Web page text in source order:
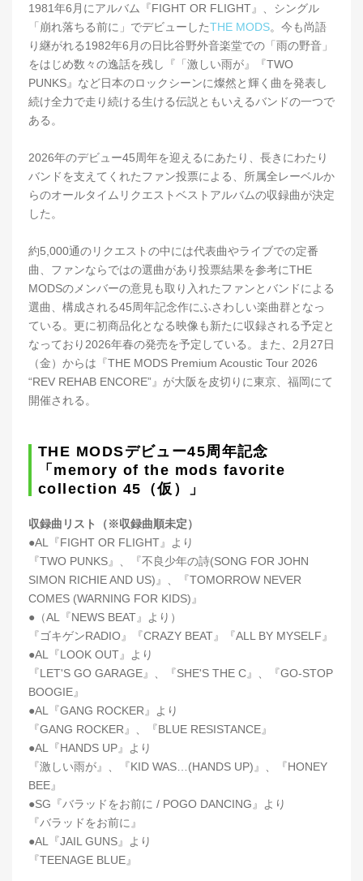
1981年6月にアルバム『FIGHT OR FLIGHT』、シングル
「崩れ落ちる前に」でデビューしたTHE MODS。今も尚語
り継がれる1982年6月の日比谷野外音楽堂での「雨の野音」
をはじめ数々の逸話を残し『「激しい雨が』『TWO
PUNKS』など日本のロックシーンに燦然と輝く曲を発表し
続け全力で走り続ける生ける伝説ともいえるバンドの一つで
ある。
2026年のデビュー45周年を迎えるにあたり、長きにわたり
バンドを支えてくれたファン投票による、所属全レーベルか
らのオールタイムリクエストベストアルバムの収録曲が決定
した。
約5,000通のリクエストの中には代表曲やライブでの定番
曲、ファンならではの選曲があり投票結果を参考にTHE
MODSのメンバーの意見も取り入れたファンとバンドによる
選曲、構成される45周年記念作にふさわしい楽曲群となっ
ている。更に初商品化となる映像も新たに収録される予定と
なっており2026年春の発売を予定している。また、2月27日
（金）からは『THE MODS Premium Acoustic Tour 2026
“REV REHAB ENCORE”』が大阪を皮切りに東京、福岡にて
開催される。
THE MODSデビュー45周年記念
「memory of the mods favorite
collection 45（仮）」
収録曲リスト（※収録曲順未定）
●AL『FIGHT OR FLIGHT』より
『TWO PUNKS』、『不良少年の詩(SONG FOR JOHN
SIMON RICHIE AND US)』、『TOMORROW NEVER
COMES (WARNING FOR KIDS)』
●（AL『NEWS BEAT』より）
『ゴキゲンRADIO』『CRAZY BEAT』『ALL BY MYSELF』
●AL『LOOK OUT』より
『LET'S GO GARAGE』、『SHE'S THE C』、『GO-STOP
BOOGIE』
●AL『GANG ROCKER』より
『GANG ROCKER』、『BLUE RESISTANCE』
●AL『HANDS UP』より
『激しい雨が』、『KID WAS…(HANDS UP)』、『HONEY
BEE』
●SG『バラッドをお前に / POGO DANCING』より
『バラッドをお前に』
●AL『JAIL GUNS』より
『TEENAGE BLUE』